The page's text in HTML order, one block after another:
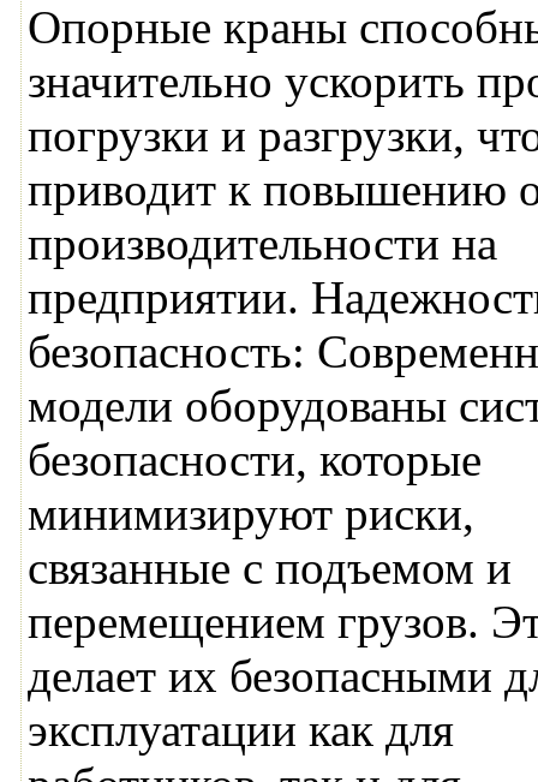
Опорные краны
значительно ускорить
погрузки и разгрузки,
приводит к повышению
производительности на
предприятии.
безопасность:
модели оборудованы
безопасности, которые
минимизируют риски,
связанные с подъемом и
перемещением грузов.
делает их безопасными
эксплуатации как для